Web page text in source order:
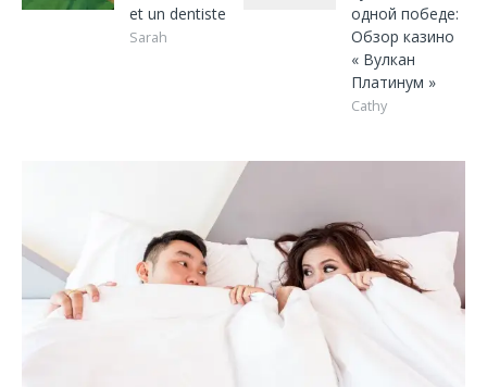
et un dentiste
Sarah
одной победе:
Обзор казино
« Вулкан
Платинум »
Cathy